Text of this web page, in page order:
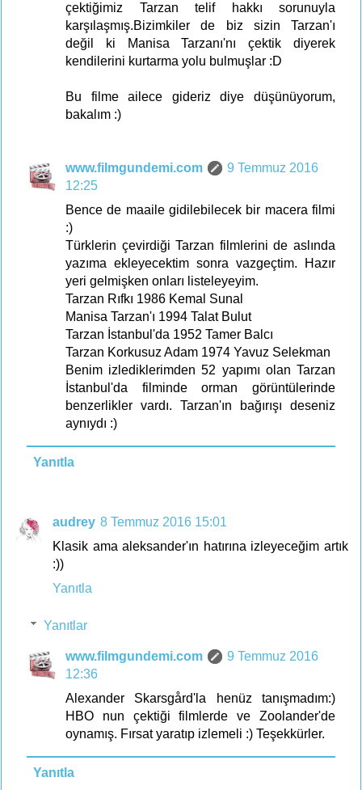
çektiğimiz Tarzan telif hakkı sorunuyla
karşılaşmış.Bizimkiler de biz sizin Tarzan'ı
değil ki Manisa Tarzanı'nı çektik diyerek
kendilerini kurtarma yolu bulmuşlar :D
Bu filme ailece gideriz diye düşünüyorum,
bakalım :)
www.filmgundemi.com
9 Temmuz 2016
12:25
Bence de maaile gidilebilecek bir macera filmi
:)
Türklerin çevirdiği Tarzan filmlerini de aslında
yazıma ekleyecektim sonra vazgeçtim. Hazır
yeri gelmişken onları listeleyeyim.
Tarzan Rıfkı 1986 Kemal Sunal
Manisa Tarzan'ı 1994 Talat Bulut
Tarzan İstanbul'da 1952 Tamer Balcı
Tarzan Korkusuz Adam 1974 Yavuz Selekman
Benim izlediklerimden 52 yapımı olan Tarzan
İstanbul'da filminde orman görüntülerinde
benzerlikler vardı. Tarzan'ın bağırışı deseniz
aynıydı :)
Yanıtla
audrey 8 Temmuz 2016 15:01
Klasik ama aleksander'ın hatırına izleyeceğim artık
:))
Yanıtla
Yanıtlar
www.filmgundemi.com
9 Temmuz 2016
12:36
Alexander Skarsgård'la henüz tanışmadım:)
HBO nun çektiği filmlerde ve Zoolander'de
oynamış. Fırsat yaratıp izlemeli :) Teşekkürler.
Yanıtla